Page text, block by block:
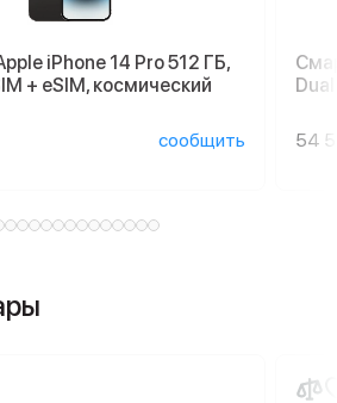
iPhone 14 Pro 512 ГБ,
+ eSIM, космический
сообщить 54